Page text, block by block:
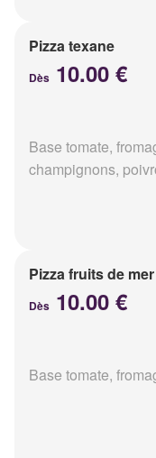
Pizza texane
Dès 10.00 €
Base tomate,
champignons,
Pizza fruits de mer
Dès 10.00 €
Base tomate,